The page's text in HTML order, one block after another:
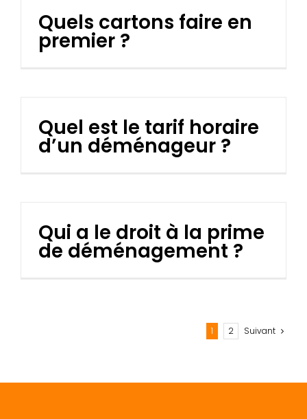
Quels cartons faire en
premier ?
Quel est le tarif horaire
d’un déménageur ?
Qui a le droit à la prime
de déménagement ?
1 2 Suivant